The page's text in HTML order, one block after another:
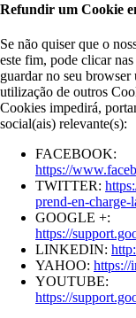
Refundir um Cookie
Se não quiser que o
este fim, pode clicar
guardar no seu
utilização de outros
Cookies impedirá,
social(ais) relevante(s):
FACEBOOK:
https://
TWITTER:
prend-en-
GOOGLE +:
https://
LINKEDIN:
YAHOO: https://
YOUTUBE:
https://